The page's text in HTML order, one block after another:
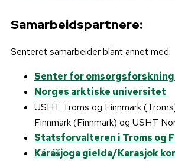
Samarbeidspartnere:
Senteret samarbeider blant annet med:
Senter for
Norges arktiske universitet
USHT Troms og Finnmark
Finnmark (Finnmark) og USHT
Statsforvalteren i Troms og
Kárášjoga gielda/Karasjok